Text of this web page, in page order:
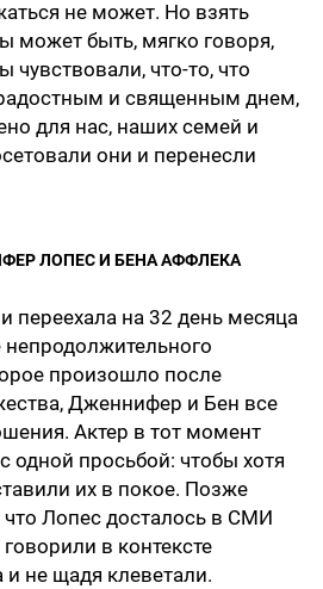
не может. Но взять
может быть, мягко говоря,
чувствовали, что-то, что
и священным днем,
для нас, наших семей и
они и перенесли
ЛОПЕС И БЕНА АФФЛЕКА
переехала на 32 день месяца
произошло после
Дженнифер и Бен все
Актер в тот момент
одной просьбой: чтобы хотя
их в покое. Позже
Лопес досталось в СМИ
в контексте
не щадя клеветали.